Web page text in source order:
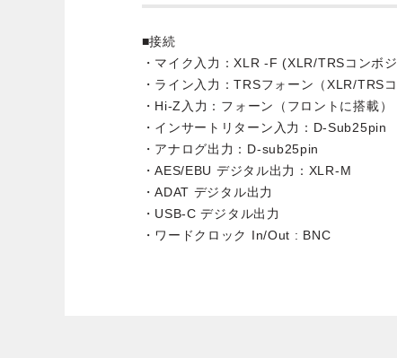
■接続
・マイク入力：XLR -F (XLR/TRSコンボ
・ライン入力：TRSフォーン（XLR/TRS
・Hi-Z入力：フォーン（フロントに搭載）
・インサートリターン入力：D-Sub25pin
・アナログ出力：D-sub25pin
・AES/EBU デジタル出力：XLR-M
・ADAT デジタル出力
・USB-C デジタル出力
・ワードクロック In/Out : BNC